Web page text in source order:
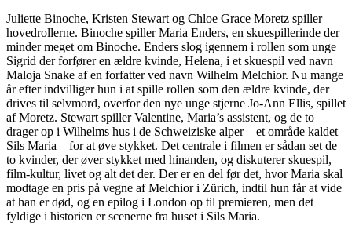
Juliette Binoche, Kristen Stewart og Chloe Grace Moretz spiller
hovedrollerne. Binoche spiller Maria Enders, en skuespillerinde der
minder meget om Binoche. Enders slog igennem i rollen som unge
Sigrid der forfører en ældre kvinde, Helena, i et skuespil ved navn
Maloja Snake af en forfatter ved navn Wilhelm Melchior. Nu mange
år efter indvilliger hun i at spille rollen som den ældre kvinde, der
drives til selvmord, overfor den nye unge stjerne Jo-Ann Ellis, spillet
af Moretz. Stewart spiller Valentine, Maria’s assistent, og de to
drager op i Wilhelms hus i de Schweiziske alper – et område kaldet
Sils Maria – for at øve stykket. Det centrale i filmen er sådan set de
to kvinder, der øver stykket med hinanden, og diskuterer skuespil,
film-kultur, livet og alt det der. Der er en del før det, hvor Maria skal
modtage en pris på vegne af Melchior i Zürich, indtil hun får at vide
at han er død, og en epilog i London op til premieren, men det
fyldige i historien er scenerne fra huset i Sils Maria.